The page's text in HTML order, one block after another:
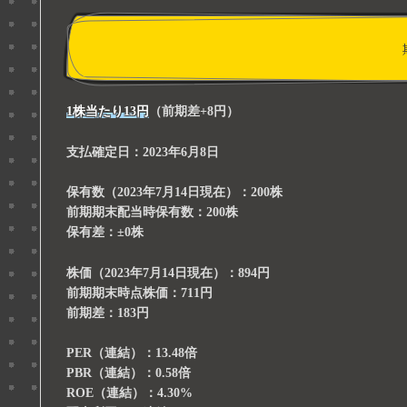
1株当たり13円 （前期差+8円）
支払確定日： 2023年6月8日
保有数（2023年7月14日現在）： 200株
前期期末配当時保有数：200株
保有差：±0株
株価（2023年7月14日現在）： 894円
前期期末時点株価：711円
前期差：183円
PER（連結）： 13.48倍
PBR（連結）： 0.58倍
ROE（連結）： 4.30%